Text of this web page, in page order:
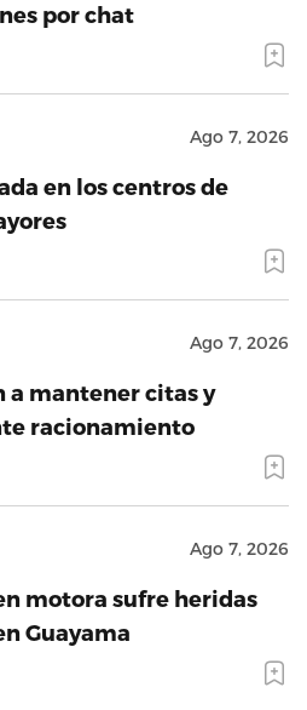
por chat
Ago 7, 2026
en los centros de
Ago 7, 2026
a mantener citas y
racionamiento
Ago 7, 2026
motora sufre heridas
Guayama